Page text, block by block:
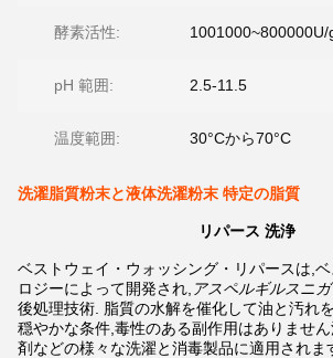
酵素活性: 1001000~800000U/
pH 範囲: 2.5-11.5
温度範囲: 30°Cから70°C
洗濯脂質粉末と液体洗濯粉末 特定の脂質
リパース 洗浄
ベストウェイ・ウォッシング・リパースは,
ロジーによって開発され, アスペルギルスニ
後処理技術. 脂質の水解を催化して油と汚れ
穏やかな条件,毒性のある副作用はありませ
剤などの様々な洗濯と消毒製品に適用されま